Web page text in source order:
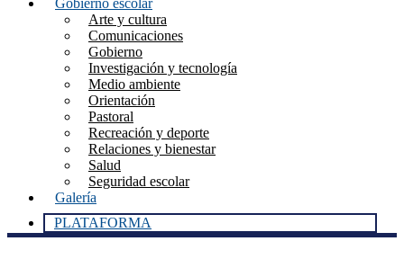
Gobierno escolar
Arte y cultura
Comunicaciones
Gobierno
Investigación y tecnología
Medio ambiente
Orientación
Pastoral
Recreación y deporte
Relaciones y bienestar
Salud
Seguridad escolar
Galería
PLATAFORMA